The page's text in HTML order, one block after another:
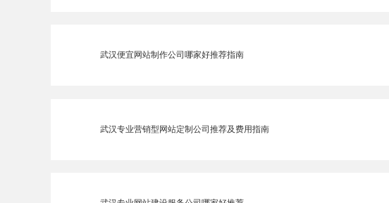
武汉便宜网站制作公司哪家好推荐指南
武汉专业营销型网站定制公司推荐及费用指南